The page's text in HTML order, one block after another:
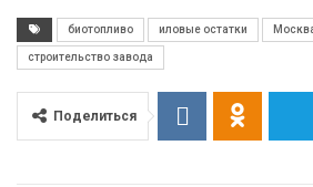
биотопливо иловые остатки
строительство завода
Поделиться